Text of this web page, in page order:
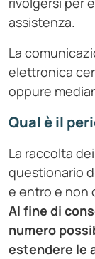
assistenza.
La
elettronica
oppure
Qual è il
La raccolta
questionario
e entro e non
Al fine di
numero
estendere le